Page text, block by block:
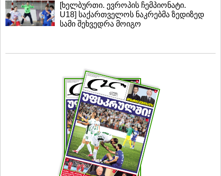
[ხელბურთი. ევროპის ჩემპიონატი.
U18] საქართველოს ნაკრებმა ზედიზედ
სამი შეხვედრა მოიგო